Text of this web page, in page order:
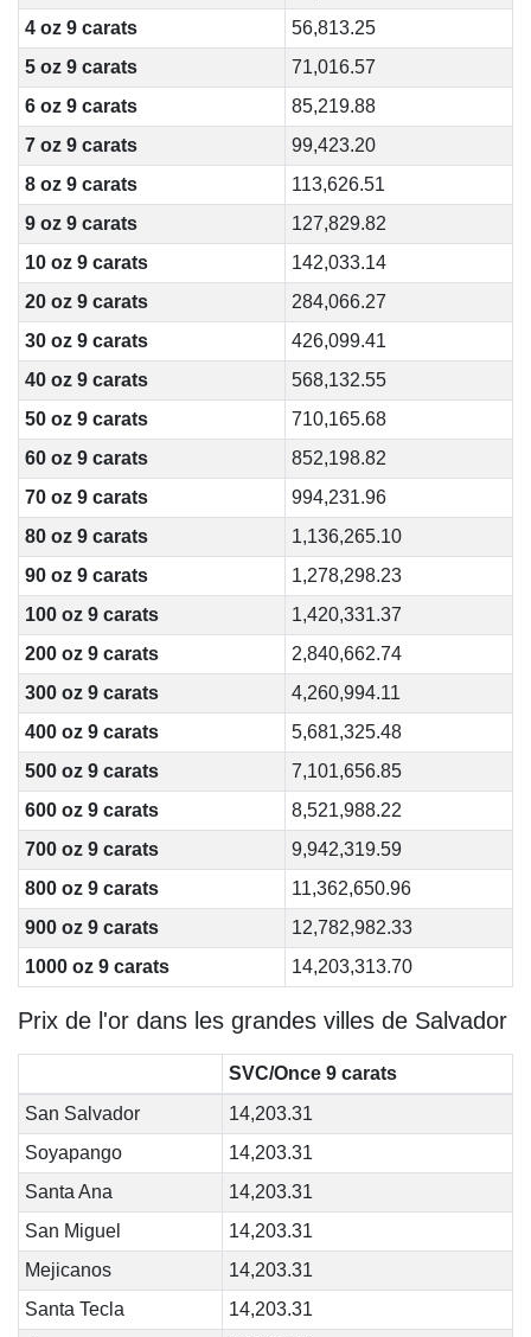
4 oz 9 carats
56,813.25
5 oz 9 carats
71,016.57
6 oz 9 carats
85,219.88
7 oz 9 carats
99,423.20
8 oz 9 carats
113,626.51
9 oz 9 carats
127,829.82
10 oz 9 carats
142,033.14
20 oz 9 carats
284,066.27
30 oz 9 carats
426,099.41
40 oz 9 carats
568,132.55
50 oz 9 carats
710,165.68
60 oz 9 carats
852,198.82
70 oz 9 carats
994,231.96
80 oz 9 carats
1,136,265.10
90 oz 9 carats
1,278,298.23
100 oz 9 carats
1,420,331.37
200 oz 9 carats
2,840,662.74
300 oz 9 carats
4,260,994.11
400 oz 9 carats
5,681,325.48
500 oz 9 carats
7,101,656.85
600 oz 9 carats
8,521,988.22
700 oz 9 carats
9,942,319.59
800 oz 9 carats
11,362,650.96
900 oz 9 carats
12,782,982.33
1000 oz 9 carats
14,203,313.70
Prix de l'or dans les grandes villes de Salvador
SVC/Once 9 carats
San Salvador
14,203.31
Soyapango
14,203.31
Santa Ana
14,203.31
San Miguel
14,203.31
Mejicanos
14,203.31
Santa Tecla
14,203.31